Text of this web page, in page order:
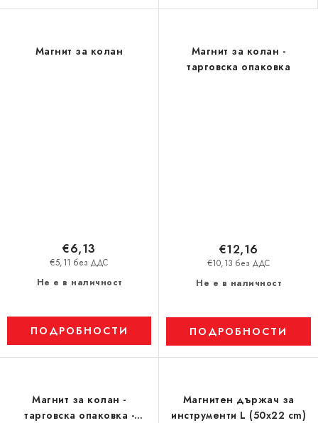
Магнит за колан
Не е в наличност
€5,11 без ДДС
€6,13
ПОДРОБНОСТИ
Магнит за колан -
тарговска опаковка
Не е в наличност
€10,13 без ДДС
€12,16
ПОДРОБНОСТИ
Магнит за колан -
тарговска опаковка -
Магнитен държач за
инструменти L (50x22 cm)